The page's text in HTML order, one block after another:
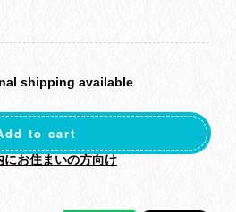
shipping available
to cart
にお住まいの方向け